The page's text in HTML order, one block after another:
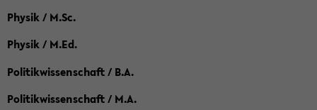
Physik / M.Sc.
Physik / M.Ed.
Politikwissenschaft / B.A.
Politikwissenschaft / M.A.